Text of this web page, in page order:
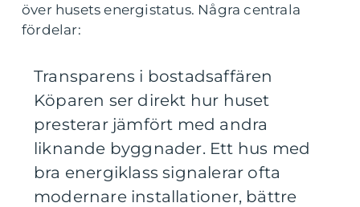
över husets energistatus. Några centrala
fördelar:
Transparens i bostadsaffären
Köparen ser direkt hur huset
presterar jämfört med andra
liknande byggnader. Ett hus med
bra energiklass signalerar ofta
modernare installationer, bättre